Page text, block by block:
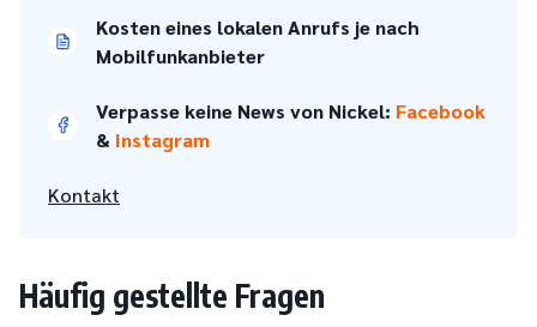
Kosten eines lokalen Anrufs je nach
Mobilfunkanbieter
Verpasse keine News von Nickel: Facebook
& Instagram
Kontakt
Häufig gestellte Fragen